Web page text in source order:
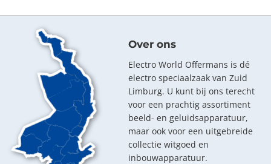
Over ons
Electro World Offermans is dé
electro speciaalzaak van Zuid
Limburg. U kunt bij ons terecht
voor een prachtig assortiment
beeld- en geluidsapparatuur,
maar ook voor een uitgebreide
collectie witgoed en
inbouwapparatuur.